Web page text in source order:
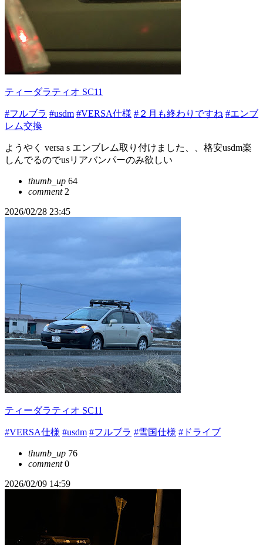
ティーダラティオ SC11
#フルブラ #usdm #VERSA仕様 #２月も終わりですね #エンブ
レム交換
ようやく versa s エンブレム取り付けました、、格安usdm楽
しんでるのでusリアバンパーのみ欲しい
thumb_up 64
comment2
2026/02/28 23:45
ティーダラティオ SC11
#VERSA仕様 #usdm #フルブラ #雪国仕様 #ドライブ
thumb_up 76
comment0
2026/02/09 14:59